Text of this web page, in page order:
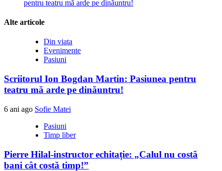
pentru teatru mă arde pe dinăuntru!
Alte articole
Din viata
Evenimente
Pasiuni
Scriitorul Ion Bogdan Martin: Pasiunea pentru
teatru mă arde pe dinăuntru!
6 ani ago Sofie Matei
Pasiuni
Timp liber
Pierre Hilal-instructor echitație: „Calul nu costă
bani cât costă timp!”